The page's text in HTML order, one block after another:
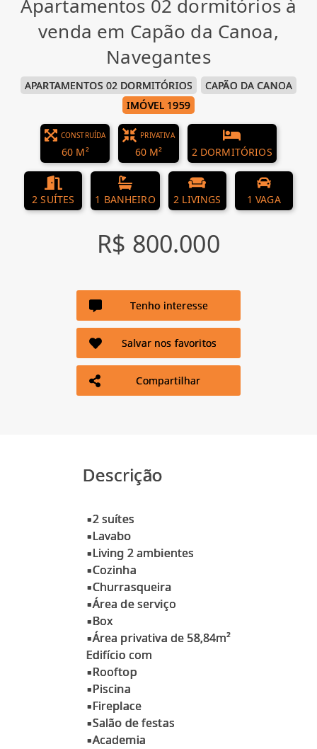
Apartamentos 02 dormitórios à
venda em Capão da Canoa,
Navegantes
APARTAMENTOS 02 DORMITÓRIOS
CAPÃO DA CANOA
IMÓVEL 1959
CONSTRUÍDA
60 M²
PRIVATIVA
60 M² 2 DORMITÓRIOS
2 SUÍTES 1 BANHEIRO 2 LIVINGS 1 VAGA
R$ 800.000
Tenho interesse
Salvar nos favoritos
Compartilhar
Descrição
▪2 suítes
▪Lavabo
▪Living 2 ambientes
▪Cozinha
▪Churrasqueira
▪Área de serviço
▪Box
▪Área privativa de 58,84m²
Edifício com
▪Rooftop
▪Piscina
▪Fireplace
▪Salão de festas
▪Academia